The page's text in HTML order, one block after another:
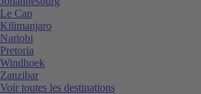
Le Cap
Kilimanjaro
Nariobi
Pretoria
Windhoek
Zanzibar
Voir toutes les destinations